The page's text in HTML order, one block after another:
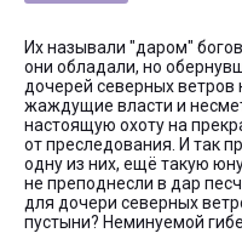
Их называли "даром"
они обладали, но
дочерей северных
жаждущие власти и
настоящую охоту на
от преследования. И так
одну из них, ещё такую
не преподнесли в дар
для дочери северных
пустыни? Неминуемой